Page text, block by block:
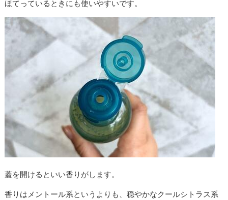
ほてっているときにも使いやすいです。
蓋を開けるといい香りがします。
香りはメントール系というよりも、穏やかなクールシトラス系